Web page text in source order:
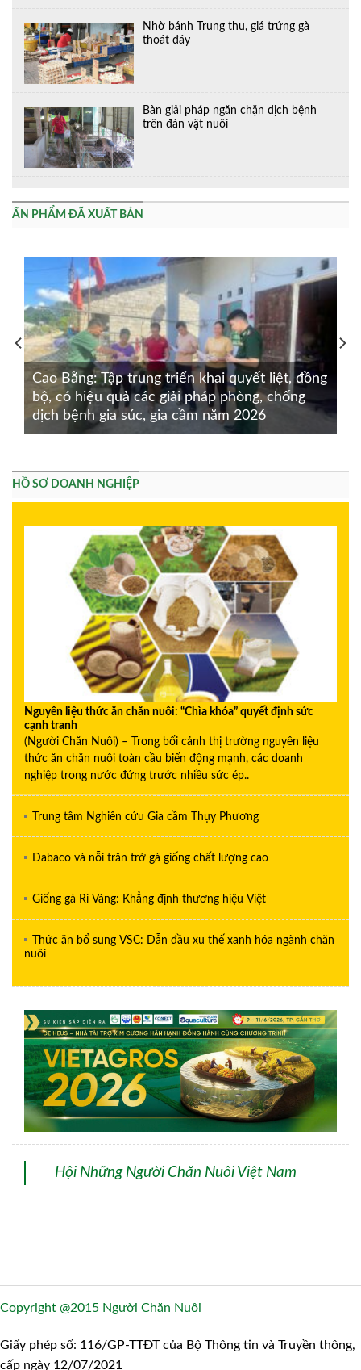
Nhờ bánh Trung thu, giá trứng gà
thoát đáy
Bàn giải pháp ngăn chặn dịch bệnh
trên đàn vật nuôi
ẤN PHẨM ĐÃ XUẤT BẢN
Cao Bằng: Tập trung triển khai quyết liệt, đồng
bộ, có hiệu quả các giải pháp phòng, chống
dịch bệnh gia súc, gia cầm năm 2026
HỒ SƠ DOANH NGHIỆP
Nguyên liệu thức ăn chăn nuôi: “Chìa khóa” quyết định sức
cạnh tranh
(Người Chăn Nuôi) – Trong bối cảnh thị trường nguyên liệu
thức ăn chăn nuôi toàn cầu biến động mạnh, các doanh
nghiệp trong nước đứng trước nhiều sức ép..
Trung tâm Nghiên cứu Gia cầm Thụy Phương
Dabaco và nỗi trăn trở gà giống chất lượng cao
Giống gà Ri Vàng: Khẳng định thương hiệu Việt
Thức ăn bổ sung VSC: Dẫn đầu xu thế xanh hóa ngành chăn
nuôi
Hội Những Người Chăn Nuôi Việt Nam
Copyright @2015 Người Chăn Nuôi
Giấy phép số: 116/GP-TTĐT của Bộ Thông tin và Truyền thông,
cấp ngày 12/07/2021